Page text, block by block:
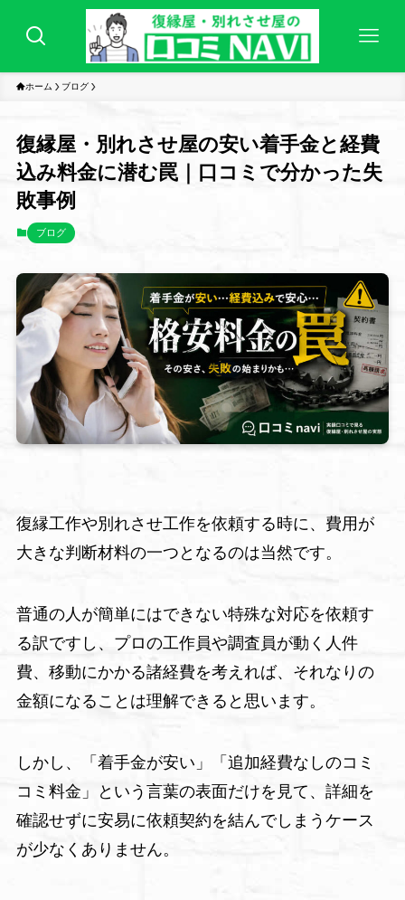
ホーム ブログ
復縁屋・別れさせ屋の安い着手金と経費
込み料金に潜む罠｜口コミで分かった失
敗事例
ブログ
復縁工作や別れさせ工作を依頼する時に、費用が
大きな判断材料の一つとなるのは当然です。
普通の人が簡単にはできない特殊な対応を依頼す
る訳ですし、プロの工作員や調査員が動く人件
費、移動にかかる諸経費を考えれば、それなりの
金額になることは理解できると思います。
しかし、「着手金が安い」「追加経費なしのコミ
コミ料金」という言葉の表面だけを見て、詳細を
確認せずに安易に依頼契約を結んでしまうケース
が少なくありません。